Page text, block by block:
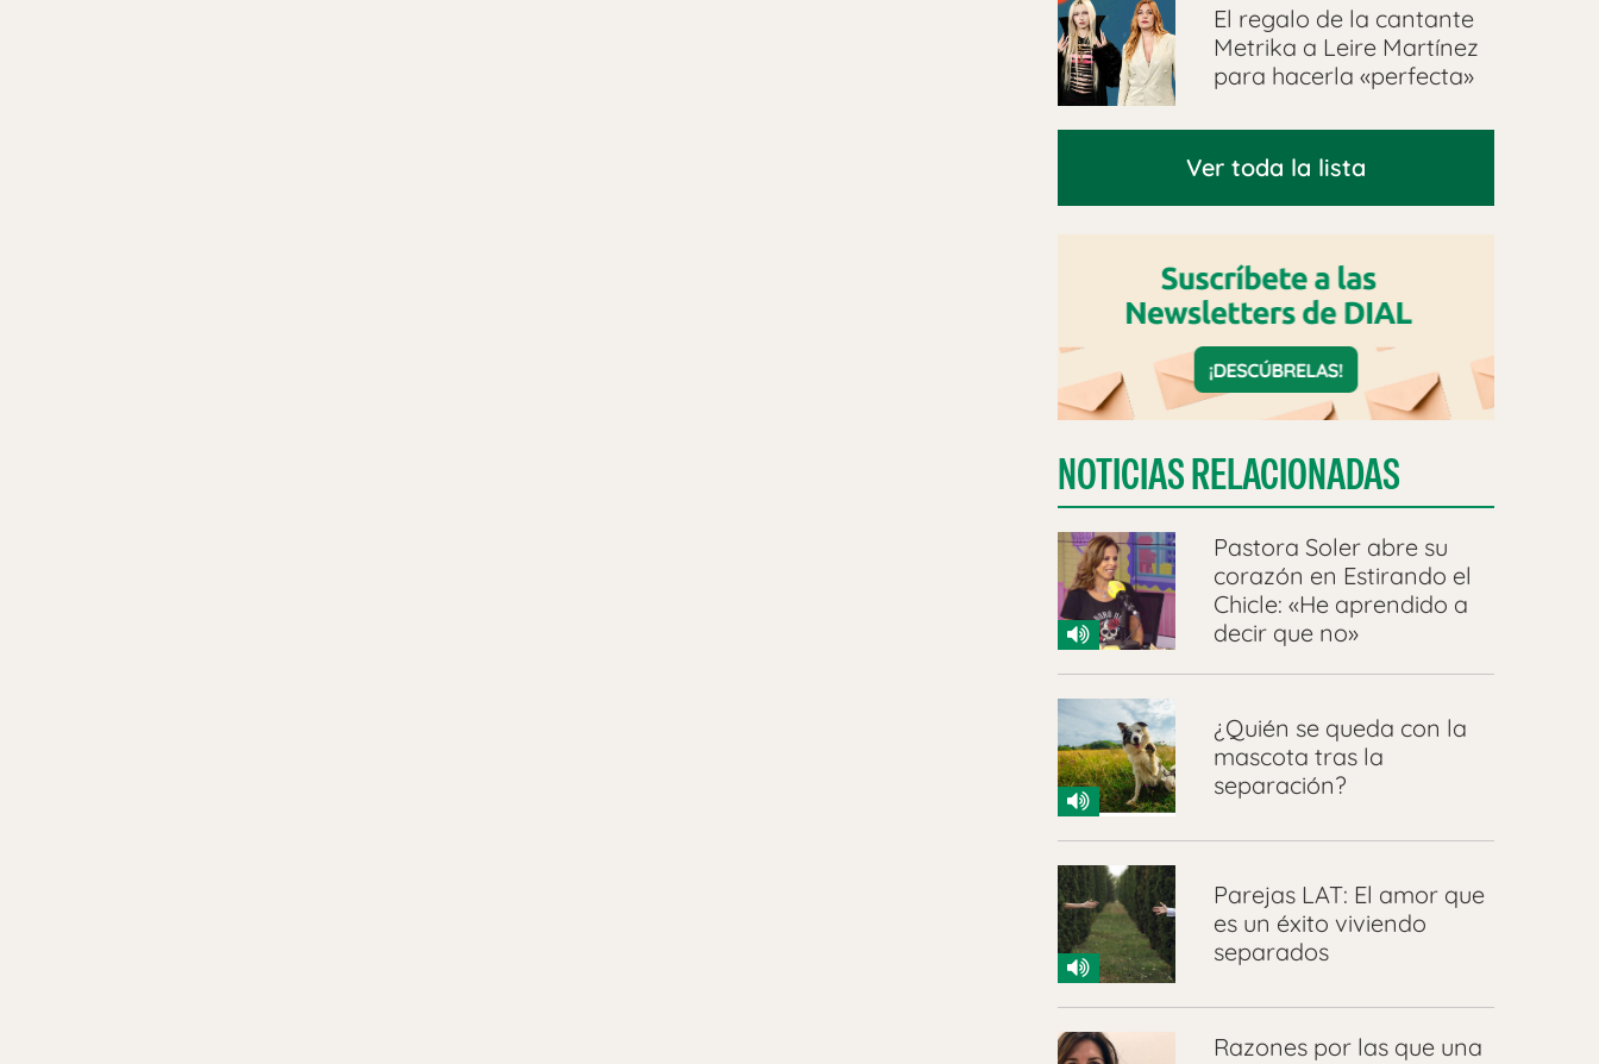
El regalo de la cantante
Metrika a Leire Martínez
para hacerla «perfecta»
Ver toda la lista
NOTICIAS RELACIONADAS
Pastora Soler abre su
corazón en Estirando el
Chicle: «He aprendido a
decir que no»
¿Quién se queda con la
mascota tras la
separación?
Parejas LAT: El amor que
es un éxito viviendo
separados
Razones por las que una